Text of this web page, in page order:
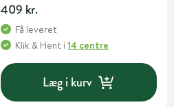
409 kr.
Få leveret
Klik & Hent i14 centre
Læg i kurv